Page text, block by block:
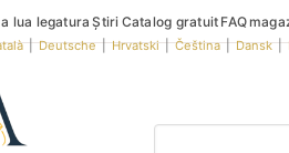
a lua legatura Știri Catalog gratuit FAQ
|Deutsche|Hrvatski|Čeština|Dansk|